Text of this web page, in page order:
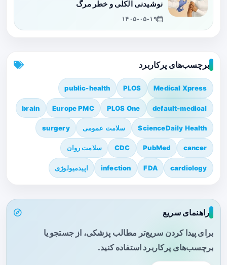
نوشیدنی الکلی و خطر مرگ
۱۴۰۵-۰۵-۱۹
برچسب‌های پرکاربرد
Medical Xpress
PLOS
public-health
default-medical
PLOS One
Europe PMC
brain
ScienceDaily Health سلامت عمومی surgery
cancer
PubMed
CDC سلامت روان
cardiology
FDA
infection اپیدمیولوژی
راهنمای سریع
برای پیدا کردن سریع‌تر مطالب پزشکی، از جستجو یا
برچسب‌های پرکاربرد استفاده کنید.